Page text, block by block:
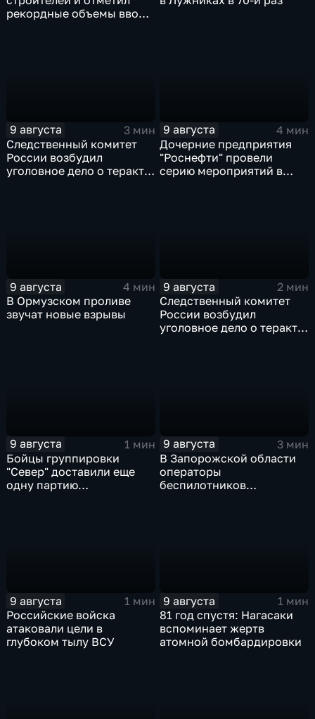
рекордные объемы ввода
9 августа
3 мин
Следственный комитет
России возбудил
уголовное дело о теракте
9 августа
4 мин
Дочерние предприятия
"Роснефти" провели
серию мероприятий в
9 августа
4 мин
В Ормузском проливе
звучат новые взрывы
9 августа
2 мин
Следственный комитет
России возбудил
уголовное дело о теракте
9 августа
1 мин
Бойцы группировки
"Север" доставили еще
одну партию
9 августа
3 мин
В Запорожской области
операторы
беспилотников
9 августа
1 мин
Российские войска
атаковали цели в
глубоком тылу ВСУ
9 августа
1 мин
81 год спустя: Нагасаки
вспоминает жертв
атомной бомбардировки